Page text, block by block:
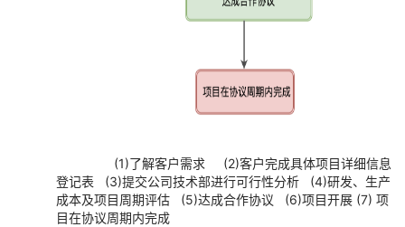
(1)了解客户需求 (2)客户完成具体项目详细信息
登记表 (3)提交公司技术部进行可行性分析 (4)研发、生产
成本及项目周期评估 (5)达成合作协议 (6)项目开展 (7) 项
目在协议周期内完成